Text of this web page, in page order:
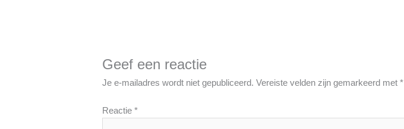
Geef een reactie
Je e-mailadres wordt niet gepubliceerd. Vereiste velden zijn gemarkeerd met*
Reactie*